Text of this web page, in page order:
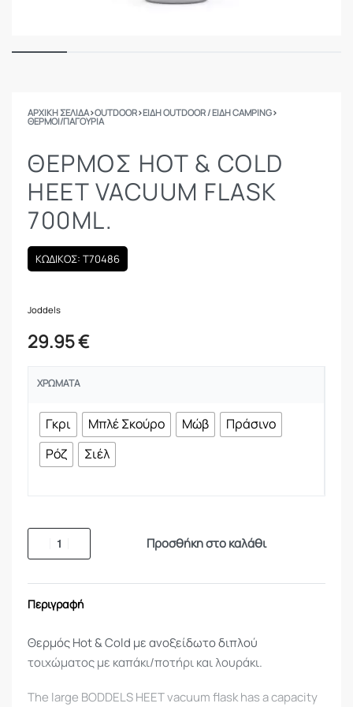
ΑΡΧΙΚΉ ΣΕΛΊΔΑ›OUTDOOR›ΕΙΔΗ OUTDOOR / ΕΙΔΗ CAMPING›
ΘΕΡΜΟΊ/ΠΑΓΟΎΡΙΑ
ΘΕΡΜΌΣ HOT & COLD
HEET VACUUM FLASK
700ML.
ΚΩΔΙΚΟΣ: T70486
Joddels
29.95€
ΧΡΏΜΑΤΑ
Γκρι Μπλέ Σκούρο Μώβ
Πράσινο
Ρόζ
Σιέλ
Προσθήκη στο καλάθι
Περιγραφή
Θερμός Hot & Cold με ανοξείδωτο διπλού
τοιχώματος με καπάκι/ποτήρι και λουράκι.
The large BODDELS HEET vacuum flask has a capacity